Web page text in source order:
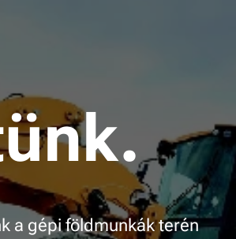
a gépi földmunkák terén